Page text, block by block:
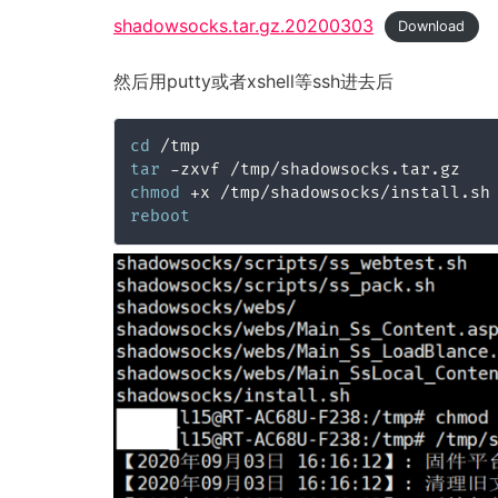
shadowsocks.tar.gz.20200303 Download
然后用putty或者xshell等ssh进去后
cd
tar
chmod
+x /tmp/shadowsocks/
reboot